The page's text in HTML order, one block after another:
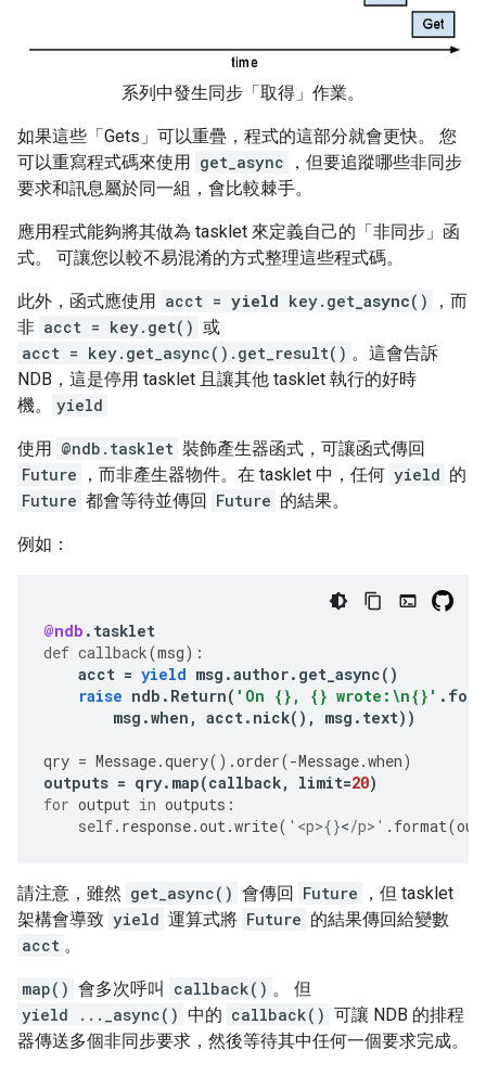
系列中發生同步「取得」作業。
如果這些「Gets」可以重疊，程式的這部分就會更快。 您
可以重寫程式碼來使用 get_async
，但要追蹤哪些非同步
要求和訊息屬於同一組，會比較棘手。
應用程式能夠將其做為 tasklet 來定義自己的「非同步」函
式。 可讓您以較不易混淆的方式整理這些程式碼。
此外，函式應使用 acct = yield key.get _async()
，而
非 acct = key.get() 或
acct = key.get_async().get_result() 。這會告訴
NDB，這是停用 tasklet 且讓其他 tasklet 執行的好時
機。
yield
使用 @ndb.tasklet 裝飾產生器函式，可讓函式傳回
Future
，而非產生器物件。在 tasklet 中，任何 yield 的
Future 都會等待並傳回 Future 的結果。
例如：
@ndb . tasklet
def callback(msg):
acct = yield msg .author. get_async()
raise ndb . Return( 'On {} , {} wrote: \n{} ' .
msg .when , acct. nick(), msg . text))
qry = Message.query() .order(-Message.when)
outputs = qry. map(callback, limit=20)
for output in outputs :
self. response.out.write( '<p>{}</p>' . format(
請注意，雖然 get_async() 會傳回 Future
，但 tasklet
架構會導致 yield 運算式將 Future 的結果傳回給變數
acct 。
map() 會多次呼叫 callback() 。 但
yield ..._async() 中的 callback() 可讓 NDB 的排程
器傳送多個非同步要求，然後等待其中任何一個要求完成。